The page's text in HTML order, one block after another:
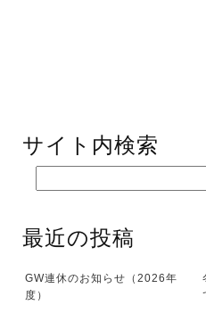
サイト内検索
最近の投稿
GW連休のお知らせ（2026年
度）